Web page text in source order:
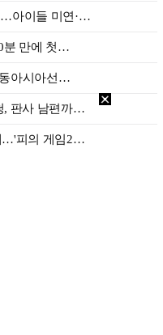
…아이들 미연·…
분 만에 첫…
동아시아선…
, 판사 남편까…
…'피의 게임2…